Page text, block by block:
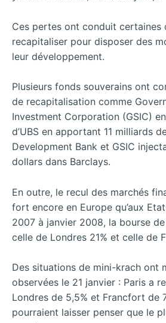
Ces pertes ont conduit certaines
recapitaliser pour disposer des
leur développement.
Plusieurs fonds souverains ont
de recapitalisation comme
Investment Corporation (GSIC)
d’UBS en apportant 11 milliards
Development Bank et GSIC
dollars dans Barclays.
En outre, le recul des marchés
fort encore en Europe qu’aux
2007 à janvier 2008, la bourse
celle de Londres 21% et celle de
Des situations de mini-krach ont
observées le 21 janvier : Paris a
Londres de 5,5% et Francfort de
pourraient laisser penser que le